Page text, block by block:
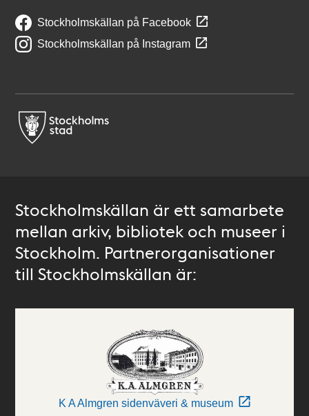
Stockholmskällan på Facebook
Stockholmskällan på Instagram
Stockholmskällan är ett samarbete
mellan arkiv, bibliotek och museer i
Stockholm. Partnerorganisationer
till Stockholmskällan är:
K A Almgren sidenväveri & museum